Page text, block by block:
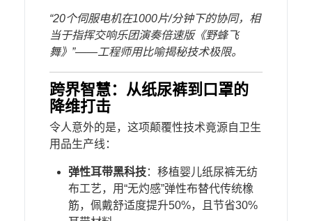
“20个伺服电机在1000片/分钟下的协同，相
当于指挥交响乐团演奏倍速版《野蜂飞
舞》”——工程师用比喻揭秘技术极限。
​跨界智慧：从纸尿裤到口罩的
降维打击​
令人意外的是，这项颠覆性技术竟源自卫生
用品生产线：
​弹性耳带黑科技​​：移植婴儿纸尿裤无纺
布工艺，用“无灼感”弹性布替代传统橡
筋，佩戴舒适度提升50%，且节省30%